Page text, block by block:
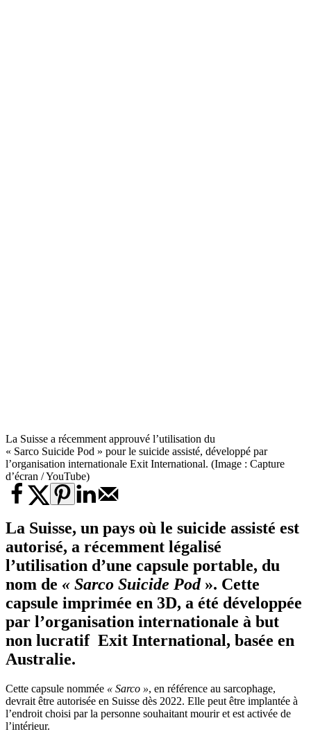
La Suisse a récemment approuvé l’utilisation du
« Sarco Suicide Pod » pour le suicide assisté, développé par
l’organisation internationale Exit International. (Image : Capture
d’écran / YouTube)
La Suisse, un pays où le suicide assisté est
autorisé, a récemment légalisé
l’utilisation d’une capsule portable, du
nom de « Sarco Suicide Pod ». Cette
capsule imprimée en 3D, a été développée
par l’organisation internationale à but
non lucratif Exit International, basée en
Australie.
Cette capsule nommée « Sarco », en référence au sarcophage,
devrait être autorisée en Suisse dès 2022. Elle peut être implantée à
l’endroit choisi par la personne souhaitant mourir et est activée de
l’intérieur.